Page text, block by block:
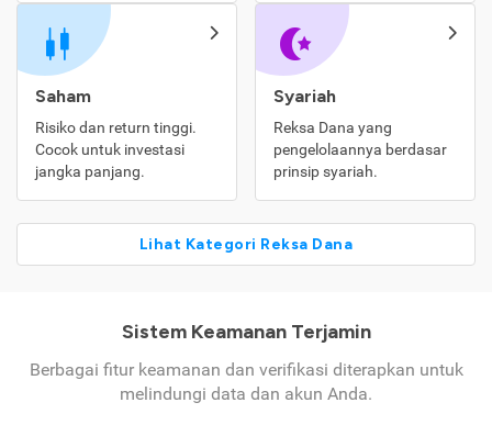
Saham
Risiko dan return tinggi.
Cocok untuk investasi
jangka panjang.
Syariah
Reksa Dana yang
pengelolaannya berdasar
prinsip syariah.
Lihat Kategori Reksa Dana
Sistem Keamanan Terjamin
Berbagai fitur keamanan dan verifikasi diterapkan untuk
melindungi data dan akun Anda.